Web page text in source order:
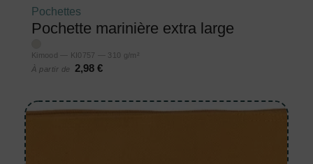
Pochettes
Pochette marinière extra large
Kimood — KI0757 — 310 g/m²
À partir de
2,98 €